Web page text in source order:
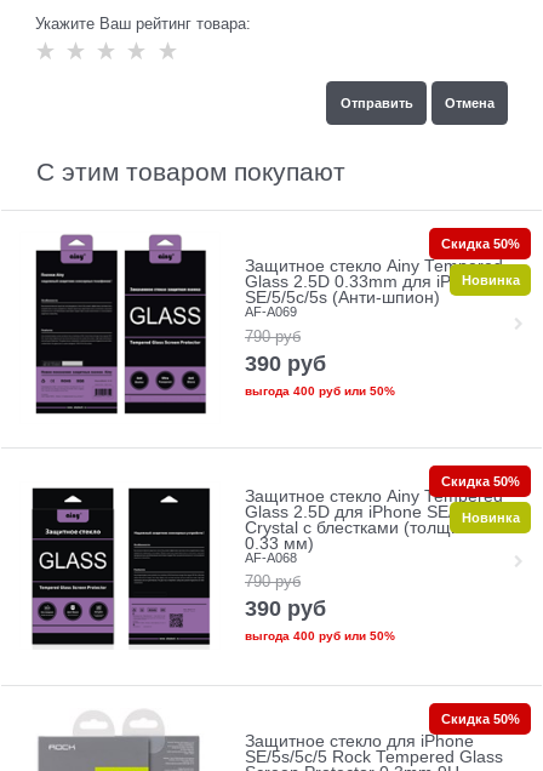
Укажите Ваш рейтинг товара:
С этим товаром покупают
Защитное стекло Ainy Tempered
Glass 2.5D 0.33mm для iPhone
SE/5/5c/5s (Анти-шпион)
AF-A069
790 руб
390 руб
выгода 400 рубили 50%
Скидка 50%
Новинка
Защитное стекло Ainy Tempered
Glass 2.5D для iPhone SE/5/5c/5s
Crystal с блестками (толщина
0.33 мм)
AF-A068
790 руб
390 руб
выгода 400 рубили 50%
Скидка 50%
Новинка
Защитное стекло для iPhone
SE/5s/5с/5 Rock Tempered Glass
Скидка 50%